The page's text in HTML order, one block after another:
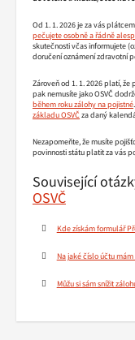
Od 1. 1. 2026 je za vás
pečujete osobně a řádně
skutečnosti včas informujete
doručení oznámení zdravotní
Zároveň od 1. 1. 2026 platí,
pak nemusíte jako OSVČ
během roku zálohy na pojistné
základu OSVČza daný
Nezapomeňte, že musíte
povinnosti státu platit za vás
Související
OSVČ
Kde získám formulář
Na jaké číslo účtu
Můžu si sám snížit